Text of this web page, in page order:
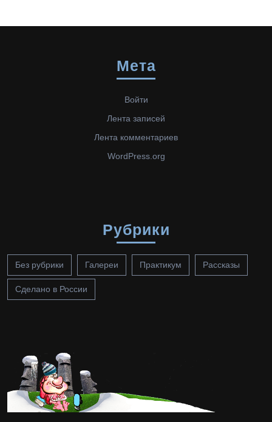
Мета
Войти
Лента записей
Лента комментариев
WordPress.org
Рубрики
Без рубрики Галереи Практикум Рассказы
Сделано в России